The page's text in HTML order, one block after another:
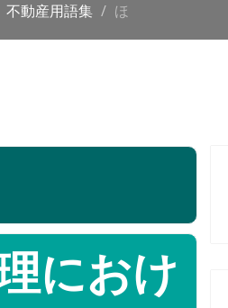
不動産用語集 ほ
におけ